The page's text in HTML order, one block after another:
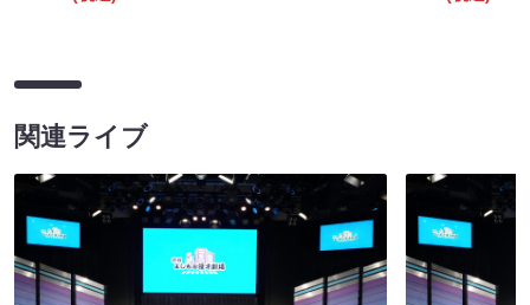
関連ライブ